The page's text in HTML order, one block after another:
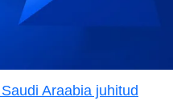
Araabia juhitud